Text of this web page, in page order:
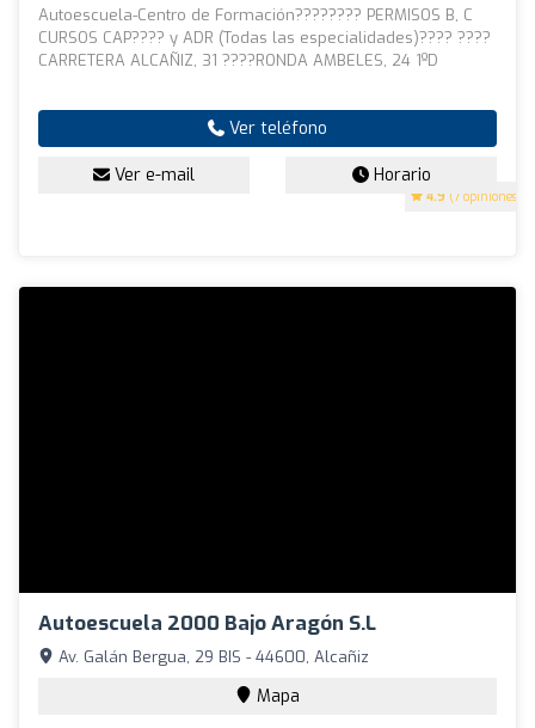
4.9 (7 opiniones)
Autoescuela-Centro de Formación???????? PERMISOS B, C
CURSOS CAP???? y ADR (Todas las especialidades)???? ????
CARRETERA ALCAÑIZ, 31 ????RONDA AMBELES, 24 1ºD
Ver teléfono
Ver e-mail Horario
Autoescuela 2000 Bajo Aragón S.L
Av. Galán Bergua, 29 BIS - 44600, Alcañiz
Mapa